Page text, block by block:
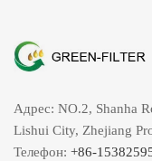
Адрес: NO.2, Shanha
Lishui City, Zhejiang
Телефон: +86-